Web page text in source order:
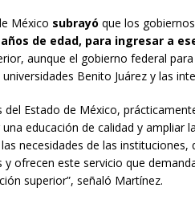
México subrayó que los
de edad, para ingresar a
aunque el gobierno federal
Benito Juárez y las
del Estado de México,
educación de calidad y ampliar
necesidades de las instituciones,
y ofrecen este servicio que
superior”, señaló Martínez.